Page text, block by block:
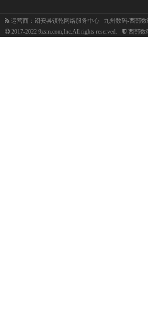
运营商：诏安县镇乾网络服务中心 九州数码-西部
2017-2022 9zsm.com,Inc.All rights reserved.
西部数